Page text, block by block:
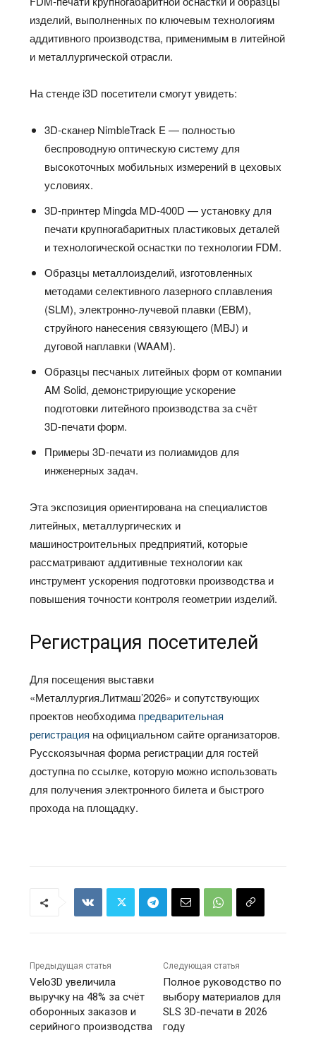
изделий, выполненных по ключевым технологиям
аддитивного производства, применимым в литейной
и металлургической отрасли.
На стенде i3D посетители смогут увидеть:
3D‑сканер NimbleTrack E — полностью
беспроводную оптическую систему для
высокоточных мобильных измерений в цеховых
условиях.
3D‑принтер Mingda MD‑400D — установку для
печати крупногабаритных пластиковых деталей
и технологической оснастки по технологии FDM.
Образцы металлоизделий, изготовленных
методами селективного лазерного сплавления
(SLM), электронно‑лучевой плавки (EBM),
струйного нанесения связующего (MBJ) и
дуговой наплавки (WAAM).
Образцы песчаных литейных форм от компании
AM Solid, демонстрирующие ускорение
подготовки литейного производства за счёт
3D‑печати форм.
Примеры 3D‑печати из полиамидов для
инженерных задач.
Эта экспозиция ориентирована на специалистов
литейных, металлургических и
машиностроительных предприятий, которые
рассматривают аддитивные технологии как
инструмент ускорения подготовки производства и
повышения точности контроля геометрии изделий.
Регистрация посетителей
Для посещения выставки
«Металлургия.Литмаш’2026» и сопутствующих
проектов необходимапредварительная
регистрация на официальном сайте организаторов.
Русскоязычная форма регистрации для гостей
доступна по ссылке, которую можно использовать
для получения электронного билета и быстрого
прохода на площадку.
Предыдущая статья
Velo3D увеличила
выручку на 48% за счёт
оборонных заказов и
серийного производства
Следующая статья
Полное руководство по
выбору материалов для
SLS 3D-печати в 2026
году